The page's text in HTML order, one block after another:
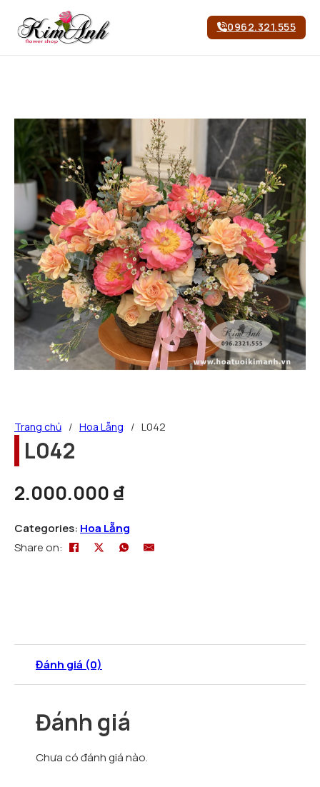
0962.321.555
Trang chủ / Hoa Lẵng / L042
L042
2.000.000₫
Categories: Hoa Lẵng
Share on:
Đánh giá (0)
Đánh giá
Chưa có đánh giá nào.